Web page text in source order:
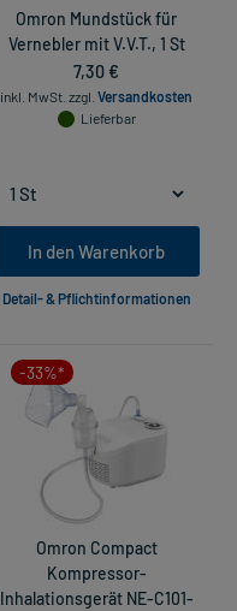
Omron Mundstück für
Vernebler mit V.V.T., 1 St
7,30 €
inkl. MwSt. zzgl. Versandkosten
Lieferbar
In den Warenkorb
Detail- & Pflichtinformationen
-33%*
Omron Compact
Kompressor-
Inhalationsgerät NE-C101-